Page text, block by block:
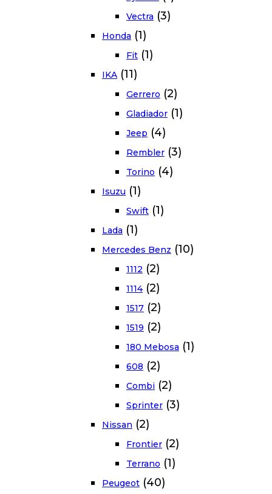
Vectra (3)
Honda (1)
Fit (1)
IKA (11)
Gerrero (2)
Gladiador (1)
Jeep (4)
Rembler (3)
Torino (4)
Isuzu (1)
Swift (1)
Lada (1)
Mercedes Benz (10)
1112 (2)
1114 (2)
1517 (2)
1519 (2)
180 Mebosa (1)
608 (2)
Combi (2)
Sprinter (3)
Nissan (2)
Frontier (2)
Terrano (1)
Peugeot (40)